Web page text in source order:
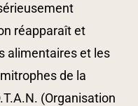
réapparaît et
alimentaires et les
de la
(Organisation